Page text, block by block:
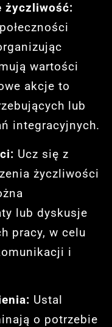
życzliwość:
wartości
akcje to
lub
integracyjnych.
Ucz się z
życzliwości
lub dyskusje
pracy, w celu
i
Ustal
o potrzebie